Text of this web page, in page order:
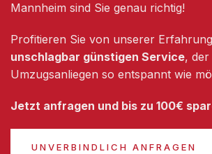
Mannheim sind Sie genau richtig!
Profitieren Sie von unserer
unschlagbar günstigen Service,
Umzugsanliegen so entspannt wie
Jetzt anfragen und bis zu 100€
UNVERBINDLICH ANFRAGEN